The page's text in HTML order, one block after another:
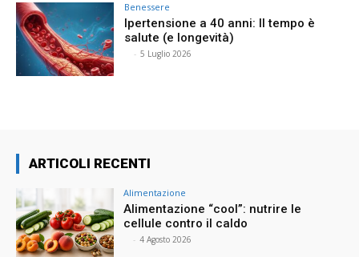
Benessere
Ipertensione a 40 anni: Il tempo è
salute (e longevità)
- 5 Luglio 2026
ARTICOLI RECENTI
Alimentazione
Alimentazione “cool”: nutrire le
cellule contro il caldo
- 4 Agosto 2026